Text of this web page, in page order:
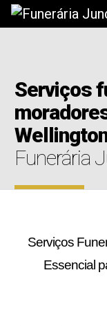
Serviços
Funerária
Serviços
Essencial